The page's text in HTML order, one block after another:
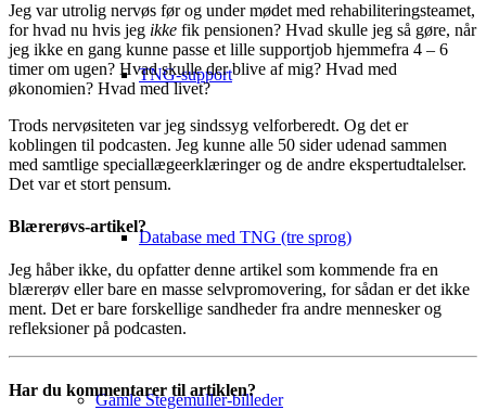
TNG-support
Database med TNG (tre sprog)
Gamle Stegemüller-billeder
Jeg var utrolig nervøs før og under mødet med rehabiliteringsteamet,
for hvad nu hvis jeg ikke fik pensionen? Hvad skulle jeg så gøre, når
jeg ikke en gang kunne passe et lille supportjob hjemmefra 4 – 6
timer om ugen? Hvad skulle der blive af mig? Hvad med
økonomien? Hvad med livet?
Trods nervøsiteten var jeg sindssyg velforberedt. Og det er
koblingen til podcasten. Jeg kunne alle 50 sider udenad sammen
med samtlige speciallægeerklæringer og de andre ekspertudtalelser.
Det var et stort pensum.
Blærerøvs-artikel?
Jeg håber ikke, du opfatter denne artikel som kommende fra en
blærerøv eller bare en masse selvpromovering, for sådan er det ikke
ment. Det er bare forskellige sandheder fra andre mennesker og
refleksioner på podcasten.
Har du kommentarer til artiklen?